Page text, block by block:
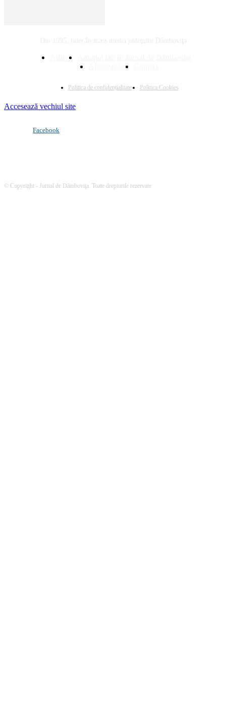
Arhivă
Abonează-te
Politica de confidenţialitate Politica Cookies
Accesează vechiul site
Facebook
© Copyright - Jurnal de Dâmboviţa. Toate drepturile rezervate